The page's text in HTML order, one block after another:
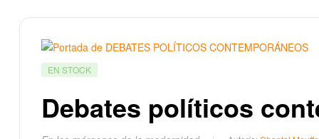
EN STOCK
Debates políticos